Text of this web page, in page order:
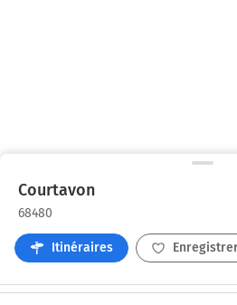
Courtavon
68480
Itinéraires